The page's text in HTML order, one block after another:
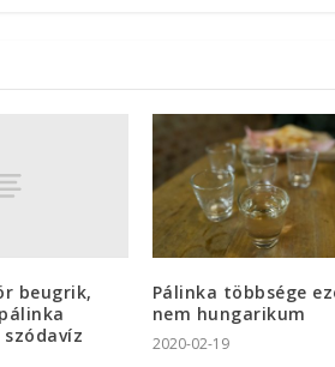
beugrik,
Pálinka többsége
nem hungarikum
2020-02-19